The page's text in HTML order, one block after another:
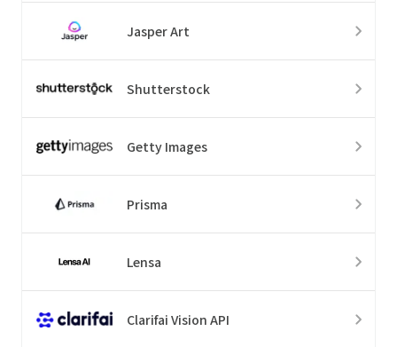
Jasper Art
Shutterstock
Getty Images
Prisma
Lensa
Clarifai Vision API